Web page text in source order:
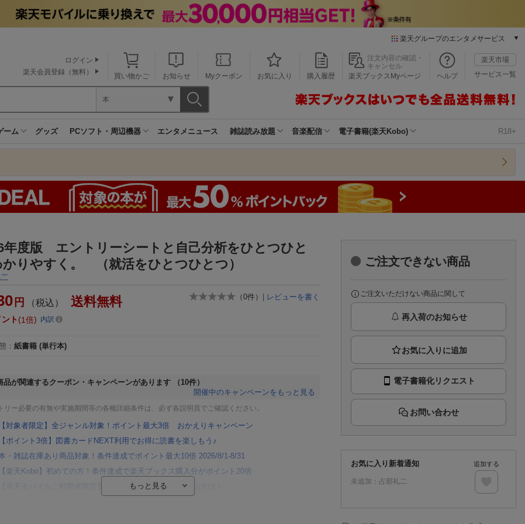
楽天グループのエンタメサービス
本/ゲーム/CD/DVD
楽天ブックス
楽天Kobo
楽天チケット
エンタメニュース
推し楽
買い物かご お知らせ Myクーポン お気に入り 購入履歴
注文内容の確認・
キャンセル
楽天ブックスMyページ
ヘルプ
楽天市場
サービス一覧
ログイン
楽天会員登録（無料）
本
ーム グッズ PCソフト・周辺機器 エンタメニュース 雑誌読み放題 音楽配信 電子書籍(楽天Kobo) R18+
年度版 エントリーシートと自己分析をひとつひと
りやすく。 （就活をひとつひとつ）
（0件） | レビューを書く
円 （税込） 送料無料
ト 1倍 内訳
： 紙書籍 (単行本)
品が関連するクーポン・キャンペーンがあります
（10件）
開催中のキャンペーンをもっと見る
リー必要の有無や実施期間等の各種詳細条件は、必ず各説明頁でご確認ください。
【対象者限定】全ジャンル対象！ポイント最大3倍 おかえりキャンペーン
【ポイント3倍】図書カードNEXT利用でお得に読書を楽しもう♪
・雑誌在庫あり商品対象！条件達成でポイント最大10倍 2026/8/1-8/31
【楽天Kobo】初めての方！条件達成で楽天ブックス購入分がポイント20倍
【楽天モバイルご利用者限定】条件達成で100万ポイント山分け！
ご注文できない商品
ご注文いただけない商品に関して
再入荷のお知らせ
電子書籍化リクエスト
お問い合わせ
お気に入り新着通知
未追加： 占部礼二
追加する